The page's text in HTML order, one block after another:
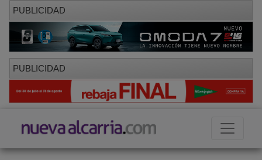
PUBLICIDAD
PUBLICIDAD